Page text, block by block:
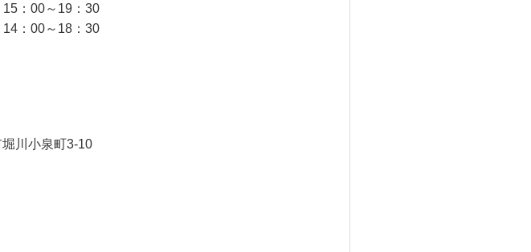
：00～19：30
：00～18：30
川小泉町3-10